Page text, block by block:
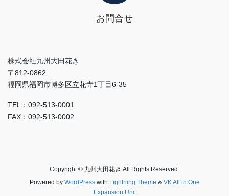
お問合せ
株式会社九州大田花き
〒812-0862
福岡県福岡市博多区立花寺1丁目6-35
TEL：092-513-0001
FAX：092-513-0002
Copyright © 九州大田花き All Rights Reserved.
Powered by WordPresswith Lightning Theme & VK All in One
Expansion Unit